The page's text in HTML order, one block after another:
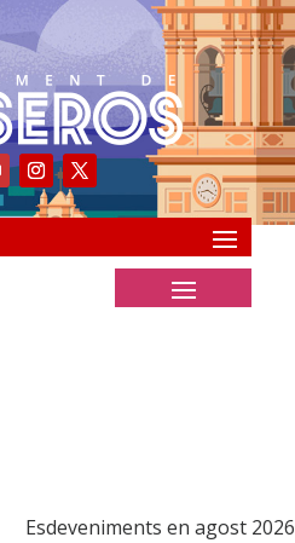
Esdeveniments en agost 2026